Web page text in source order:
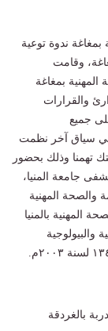
ندوة توعية
وقامت
المهنية بمغاغة
والقرارات
بالرد على جميع
عددهم 17 مستفيد.وفي سياق آخر نظمت
تهمنا وذلك بحضور
جامعة المنيا،
والصحة المهنية
المهنية بالمنيا
والبيولوجية